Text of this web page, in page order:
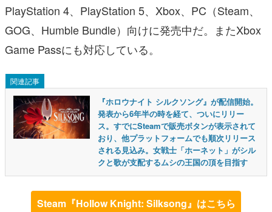
PlayStation 4、PlayStation 5、Xbox、PC（Steam、
GOG、Humble Bundle）向けに発売中だ。またXbox
Game Passにも対応している。
関連記事
『ホロウナイト シルクソング』が配信開始。
発表から6年半の時を経て、ついにリリー
ス。すでにSteamで販売ボタンが表示されて
おり、他プラットフォームでも順次リリース
される見込み。女戦士「ホーネット」がシル
クと歌が支配するムシの王国の頂を目指す
Steam『Hollow Knight: Silksong』はこちら